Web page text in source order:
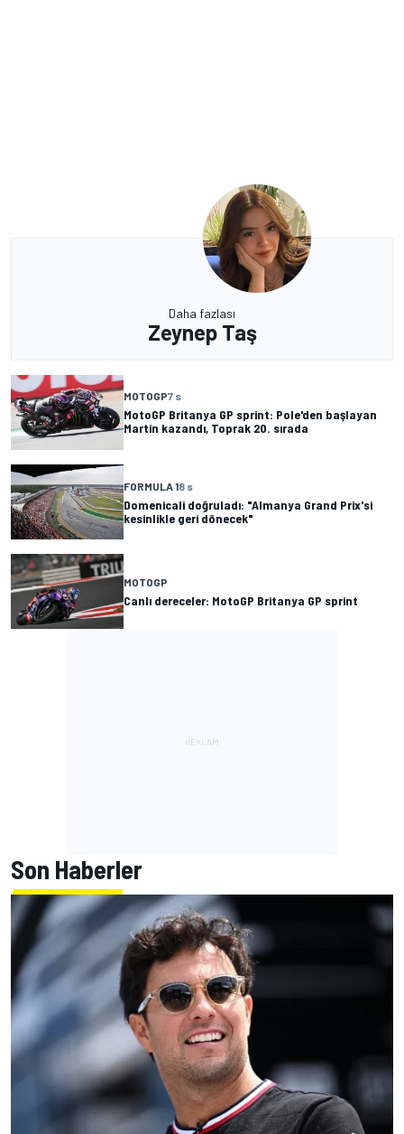
Daha fazlası
Zeynep Taş
MOTOGP7 s
MotoGP Britanya GP sprint: Pole'den başlayan
Martin kazandı, Toprak 20. sırada
FORMULA 18 s
Domenicali doğruladı: "Almanya Grand Prix'si
kesinlikle geri dönecek"
MOTOGP
Canlı dereceler: MotoGP Britanya GP sprint
Son Haberler